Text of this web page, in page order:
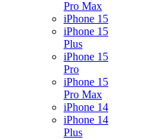
Pro Max
iPhone 15
iPhone 15
Plus
iPhone 15
Pro
iPhone 15
Pro Max
iPhone 14
iPhone 14
Plus